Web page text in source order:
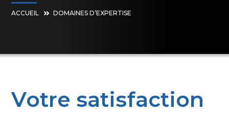
ACCUEIL DOMAINES D’EXPERTISE
Votre satisfaction